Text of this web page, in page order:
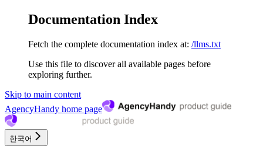
Documentation Index
Fetch the complete documentation index at: /llms.txt
Use this file to discover all available pages before
exploring further.
Skip to main content
AgencyHandy home page
한국어